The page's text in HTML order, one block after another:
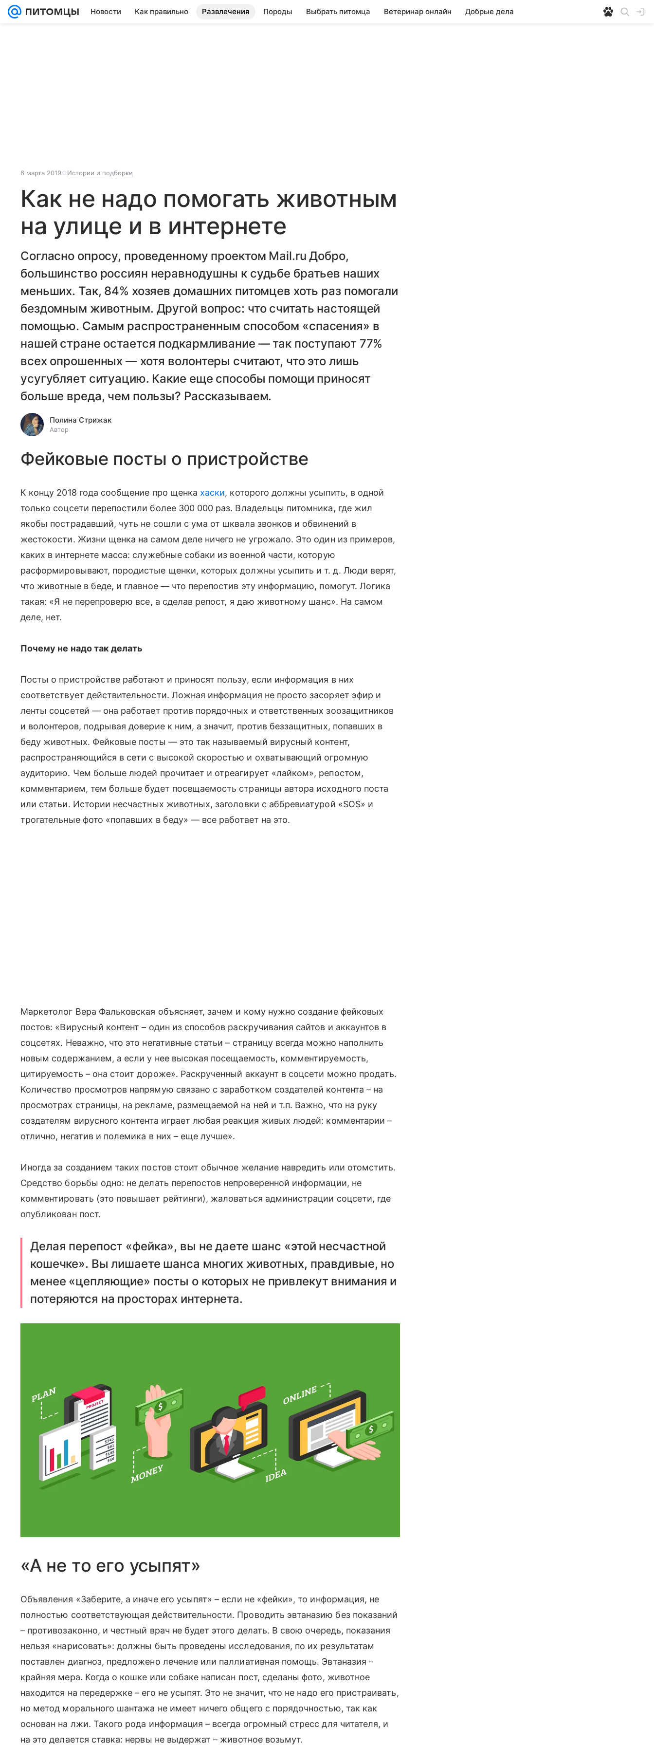
Новости Как правильно Развлечения Породы Выбрать питомца Ветеринар онлайн Добрые дела
6 марта 2019 Истории и подборки
Как не надо помогать животным
на улице и в интернете
Согласно опросу, проведенному проектом Mail.ru Добро,
большинство россиян неравнодушны к судьбе братьев наших
меньших. Так, 84% хозяев домашних питомцев хоть раз помогали
бездомным животным. Другой вопрос: что считать настоящей
помощью. Самым распространенным способом «спасения» в
нашей стране остается подкармливание — так поступают 77%
всех опрошенных — хотя волонтеры считают, что это лишь
усугубляет ситуацию. Какие еще способы помощи приносят
больше вреда, чем пользы? Рассказываем.
Полина Стрижак
Автор
Фейковые посты о пристройстве
К концу 2018 года сообщение про щенка хаски, которого должны усыпить, в одной
только соцсети перепостили более 300 000 раз. Владельцы питомника, где жил
якобы пострадавший, чуть не сошли с ума от шквала звонков и обвинений в
жестокости. Жизни щенка на самом деле ничего не угрожало. Это один из примеров,
каких в интернете масса: служебные собаки из военной части, которую
расформировывают, породистые щенки, которых должны усыпить и т. д. Люди верят,
что животные в беде, и главное — что перепостив эту информацию, помогут. Логика
такая: «Я не перепроверю все, а сделав репост, я даю животному шанс». На самом
деле, нет.
Почему не надо так делать
Посты о пристройстве работают и приносят пользу, если информация в них
соответствует действительности. Ложная информация не просто засоряет эфир и
ленты соцсетей — она работает против порядочных и ответственных зоозащитников
и волонтеров, подрывая доверие к ним, а значит, против беззащитных, попавших в
беду животных. Фейковые посты — это так называемый вирусный контент,
распространяющийся в сети с высокой скоростью и охватывающий огромную
аудиторию. Чем больше людей прочитает и отреагирует «лайком», репостом,
комментарием, тем больше будет посещаемость страницы автора исходного поста
или статьи. Истории несчастных животных, заголовки с аббревиатурой «SOS» и
трогательные фото «попавших в беду» — все работает на это.
Маркетолог Вера Фальковская объясняет, зачем и кому нужно создание фейковых
постов: «Вирусный контент – один из способов раскручивания сайтов и аккаунтов в
соцсетях. Неважно, что это негативные статьи – страницу всегда можно наполнить
новым содержанием, а если у нее высокая посещаемость, комментируемость,
цитируемость – она стоит дороже». Раскрученный аккаунт в соцсети можно продать.
Количество просмотров напрямую связано с заработком создателей контента – на
просмотрах страницы, на рекламе, размещаемой на ней и т.п. Важно, что на руку
создателям вирусного контента играет любая реакция живых людей: комментарии –
отлично, негатив и полемика в них – еще лучше».
Иногда за созданием таких постов стоит обычное желание навредить или отомстить.
Средство борьбы одно: не делать перепостов непроверенной информации, не
комментировать (это повышает рейтинги), жаловаться администрации соцсети, где
опубликован пост.
Делая перепост «фейка», вы не даете шанс «этой несчастной
кошечке». Вы лишаете шанса многих животных, правдивые, но
менее «цепляющие» посты о которых не привлекут внимания и
потеряются на просторах интернета.
«А не то его усыпят»
Объявления «Заберите, а иначе его усыпят» – если не «фейки», то информация, не
полностью соответствующая действительности. Проводить эвтаназию без показаний
– противозаконно, и честный врач не будет этого делать. В свою очередь, показания
нельзя «нарисовать»: должны быть проведены исследования, по их результатам
поставлен диагноз, предложено лечение или паллиативная помощь. Эвтаназия –
крайняя мера. Когда о кошке или собаке написан пост, сделаны фото, животное
находится на передержке – его не усыпят. Это не значит, что не надо его пристраивать,
но метод морального шантажа не имеет ничего общего с порядочностью, так как
основан на лжи. Такого рода информация – всегда огромный стресс для читателя, и
на это делается ставка: нервы не выдержат – животное возьмут.